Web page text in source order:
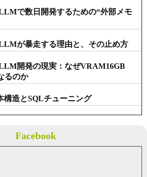
テクマトリックス株式会社様 お取
引開始
で数日開発するための“外部メモ
が暴走する理由と、その止め方
開発の現実：なぜVRAM16GB
るのか
構造とSQLチューニング
Facebook